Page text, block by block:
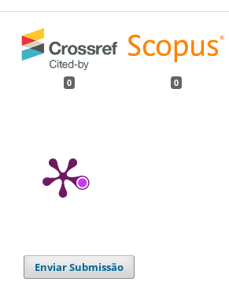
0 0
Enviar Submissão